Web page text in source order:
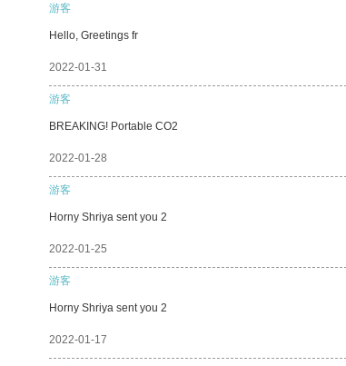
游客
Hello, Greetings fr
2022-01-31
游客
BREAKING! Portable CO2
2022-01-28
游客
Horny Shriya sent you 2
2022-01-25
游客
Horny Shriya sent you 2
2022-01-17